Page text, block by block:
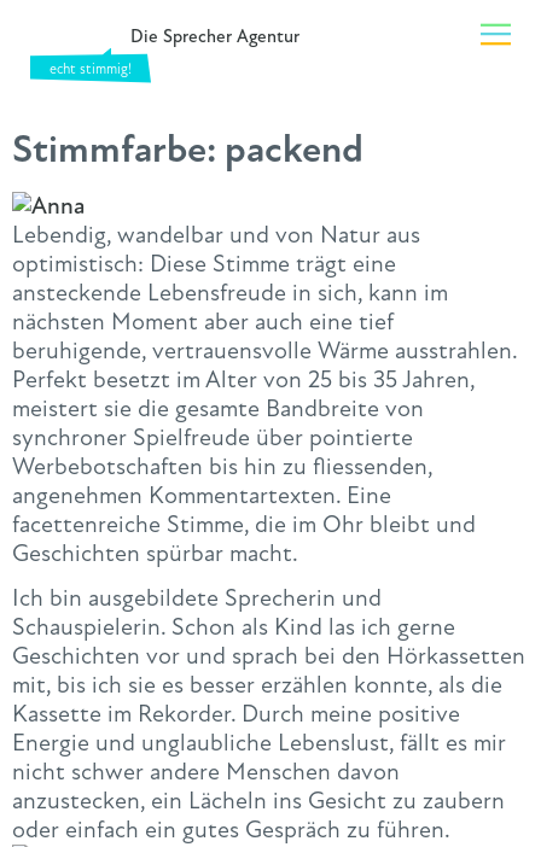
Die Sprecher Agentur
Stimmfarbe: packend
Lebendig, wandelbar und von Natur aus
optimistisch: Diese Stimme trägt eine
ansteckende Lebensfreude in sich, kann im
nächsten Moment aber auch eine tief
beruhigende, vertrauensvolle Wärme ausstrahlen.
Perfekt besetzt im Alter von 25 bis 35 Jahren,
meistert sie die gesamte Bandbreite von
synchroner Spielfreude über pointierte
Werbebotschaften bis hin zu fliessenden,
angenehmen Kommentartexten. Eine
facettenreiche Stimme, die im Ohr bleibt und
Geschichten spürbar macht.
Ich bin ausgebildete Sprecherin und
Schauspielerin. Schon als Kind las ich gerne
Geschichten vor und sprach bei den Hörkassetten
mit, bis ich sie es besser erzählen konnte, als die
Kassette im Rekorder. Durch meine positive
Energie und unglaubliche Lebenslust, fällt es mir
nicht schwer andere Menschen davon
anzustecken, ein Lächeln ins Gesicht zu zaubern
oder einfach ein gutes Gespräch zu führen.